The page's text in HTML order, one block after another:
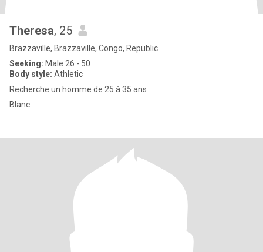
Theresa, 25
Brazzaville, Brazzaville, Congo, Republic
Seeking: Male 26 - 50
Body style: Athletic
Recherche un homme de 25 à 35 ans
Blanc